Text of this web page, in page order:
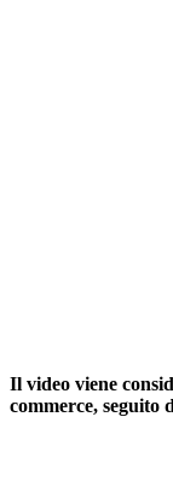
Il video viene
commerce, seguito